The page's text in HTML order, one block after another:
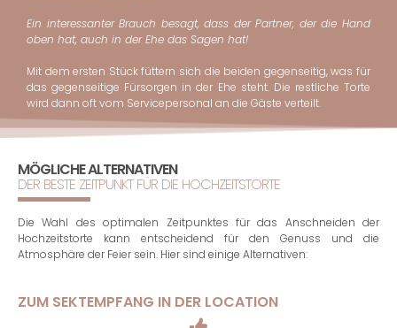
Ein interessanter Brauch besagt, dass der Partner, der die Hand
oben hat, auch in der Ehe das Sagen hat!
Mit dem ersten Stück füttern sich die beiden gegenseitig, was für
das gegenseitige Fürsorgen in der Ehe steht. Die restliche Torte
wird dann oft vom Servicepersonal an die Gäste verteilt.
MÖGLICHE ALTERNATIVEN
DER BESTE ZEITPUNKT FÜR DIE HOCHZEITSTORTE
Die Wahl des optimalen Zeitpunktes für das Anschneiden der
Hochzeitstorte kann entscheidend für den Genuss und die
Atmosphäre der Feier sein. Hier sind einige Alternativen:
ZUM SEKTEMPFANG IN DER LOCATION